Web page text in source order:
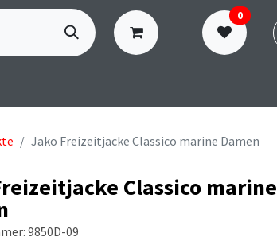
0
Jako Freizeitjacke Classico marine Damen
Classico marine
9850D-09